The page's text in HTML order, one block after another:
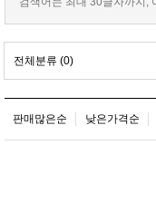
전체분류 (0)
판매많은순 낮은가격순